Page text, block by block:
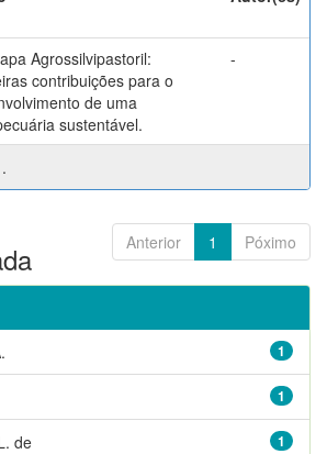
Agrossilvipastoril:
contribuições para o
de uma
sustentável.
-
Anterior 1 Póximo
1
1
1
de